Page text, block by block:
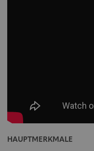
HAUPTMERKMALE